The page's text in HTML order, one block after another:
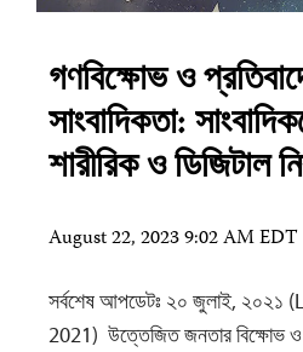
গণবিক্ষোভ ও
সাংবাদিকতা:
শারীরিক ও ডিজিটাল
August 22, 2023 9:02 AM EDT
সর্বশেষ আপডেটঃ ২০ জুলাই,
2021) উত্তেজিত জনতার বিক্ষোভ ও